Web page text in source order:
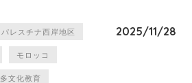
パレスチナ西岸地区
モロッコ
多文化教育
2025/11/28